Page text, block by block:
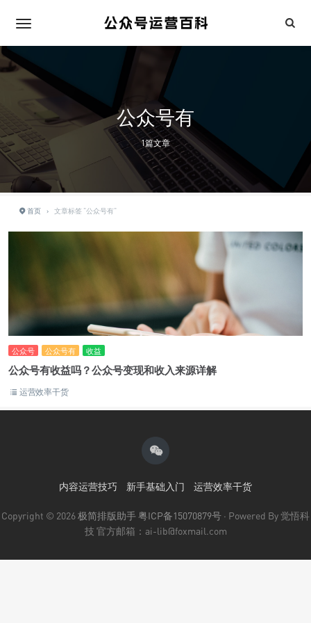
公众号有
1篇文章
首页 › 文章标签 "公众号有"
公众号 公众号有 收益
公众号有收益吗？公众号变现和收入来源详解
运营效率干货
内容运营技巧 新手基础入门 运营效率干货
Copyright © 2026极简排版助手粤ICP备15070879号 · Powered By 觉悟科
技 官方邮箱：ai-lib@foxmail.com